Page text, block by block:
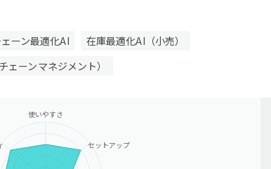
ーン最適化AI
在庫最適化AI（小売）
ェーンマネジメント）
使いやすさ
セットアップ